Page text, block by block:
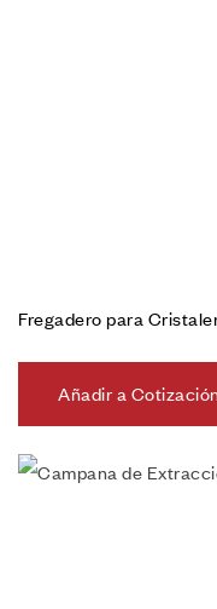
Fregadero para
Añadir a